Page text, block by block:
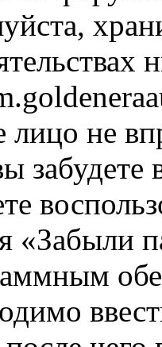
лицо не
«Забыли